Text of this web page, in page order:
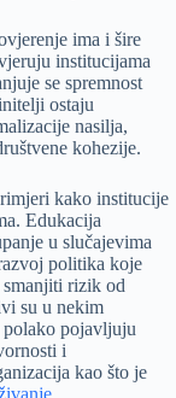
ima i šire
institucijama
se spremnost
ostaju
nasilja,
kohezije.
kako institucije
Edukacija
u slučajevima
politika koje
smanjiti rizik od
su u nekim
polako pojavljuju
i
kao što je